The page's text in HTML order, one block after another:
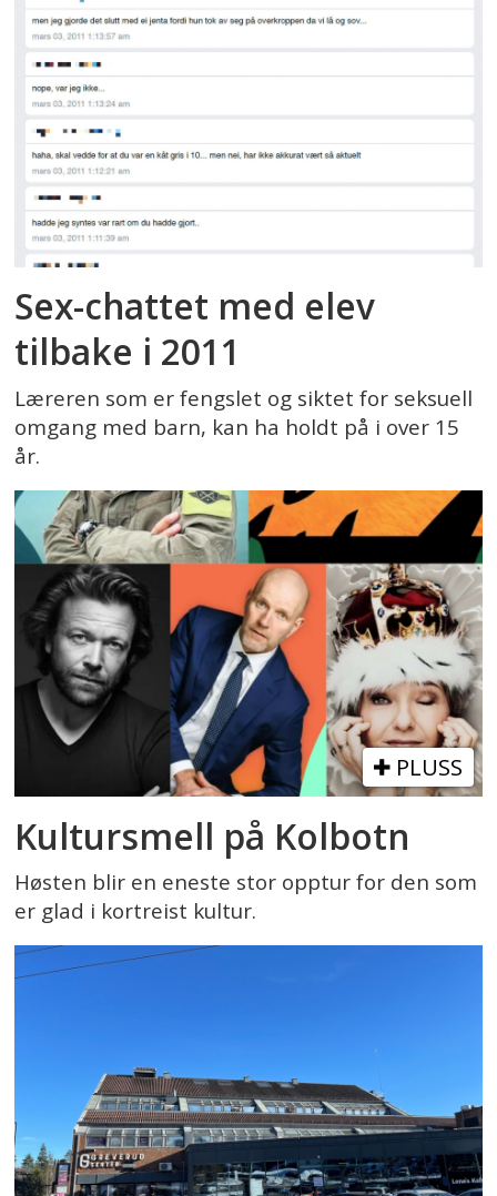
Sex-chattet med elev
tilbake i 2011
Læreren som er fengslet og siktet for seksuell
omgang med barn, kan ha holdt på i over 15
år.
PLUSS
Kultursmell på Kolbotn
Høsten blir en eneste stor opptur for den som
er glad i kortreist kultur.